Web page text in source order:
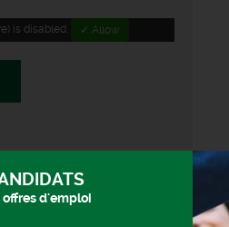
is disabled. ✓ Allow
offres d'emploi